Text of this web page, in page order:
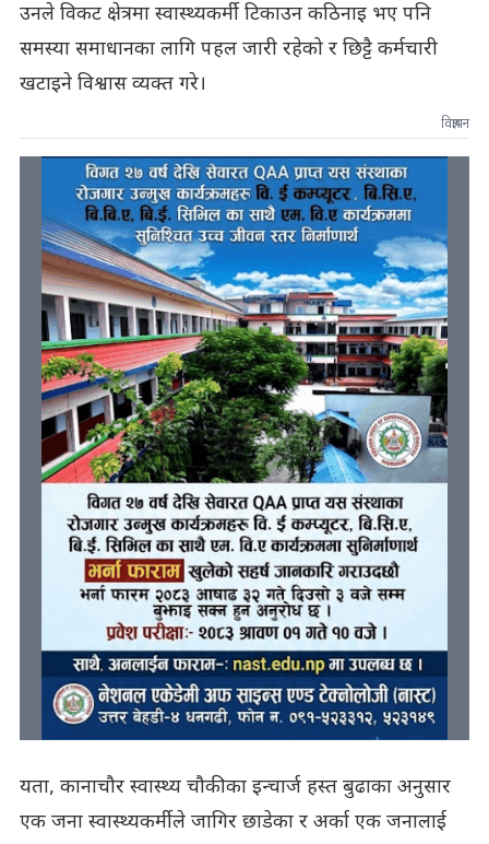
उनले विकट क्षेत्रमा स्वास्थ्यकर्मी टिकाउन कठिनाइ भए पनि
समस्या समाधानका लागि पहल जारी रहेको र छिट्टै कर्मचारी
खटाइने विश्वास व्यक्त गरे।
विज्ञापन
यता, कानाचौर स्वास्थ्य चौकीका इन्चार्ज हस्त बुढाका अनुसार
एक जना स्वास्थ्यकर्मीले जागिर छाडेका र अर्का एक जनालाई